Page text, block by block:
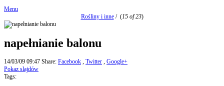
Menu
Rośliny i inne/ (15 of 23)
napełnianie balonu
14/03/09 09:47 Share: Facebook , Twitter , Google+
Pokaz slajdów
Tags: